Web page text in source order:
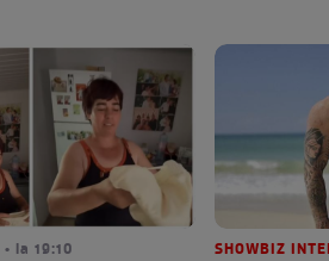
• la 19:10 SHOWBIZ